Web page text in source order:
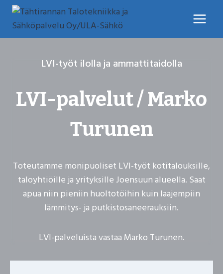
Siirry
sisältöön
LVI-työt ilolla ja ammattitaidolla
LVI-palvelut / Marko
Turunen
Toteutamme monipuoliset LVI-työt kotitalouksille,
taloyhtiöille ja yrityksille Joensuun alueella. Saat
apua niin pieniin huoltotöihin kuin laajempiin
lämmitys- ja putkistosaneerauksiin.
LVI-palveluista vastaa Marko Turunen.